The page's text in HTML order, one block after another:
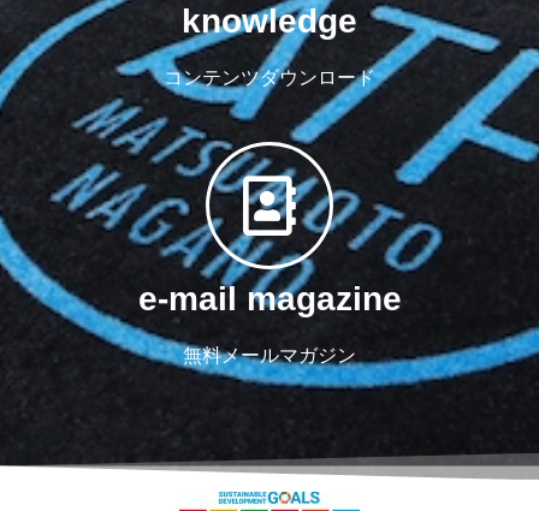
knowledge
コンテンツダウンロード
e-mail magazine
無料メールマガジン